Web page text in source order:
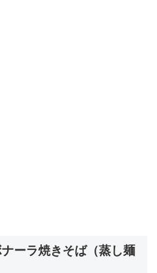
ーラ焼きそば（蒸し麺